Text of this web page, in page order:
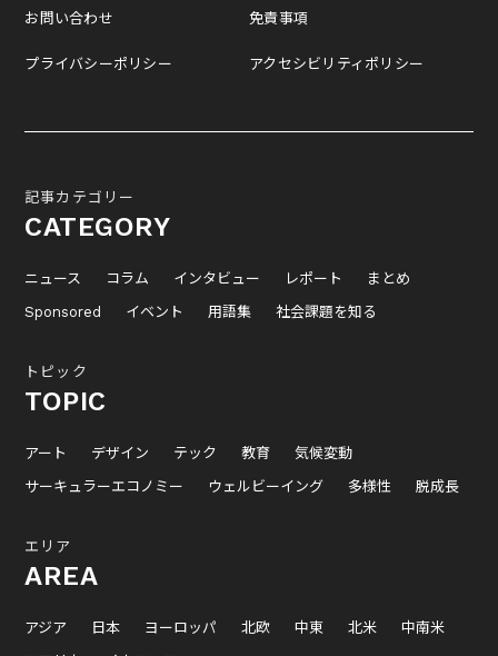
お問い合わせ
プライバシーポリシー
免責事項
アクセシビリティポリシー
記事カテゴリー
CATEGORY
ニュース コラム インタビュー レポート
まとめ
Sponsored
イベント 用語集 社会課題を知る
トピック
TOPIC
アート デザイン テック 教育
気候変動
サーキュラーエコノミー
ウェルビーイング 多様性 脱成長
エリア
AREA
アジア 日本 ヨーロッパ 北欧 中東 北米
中南米